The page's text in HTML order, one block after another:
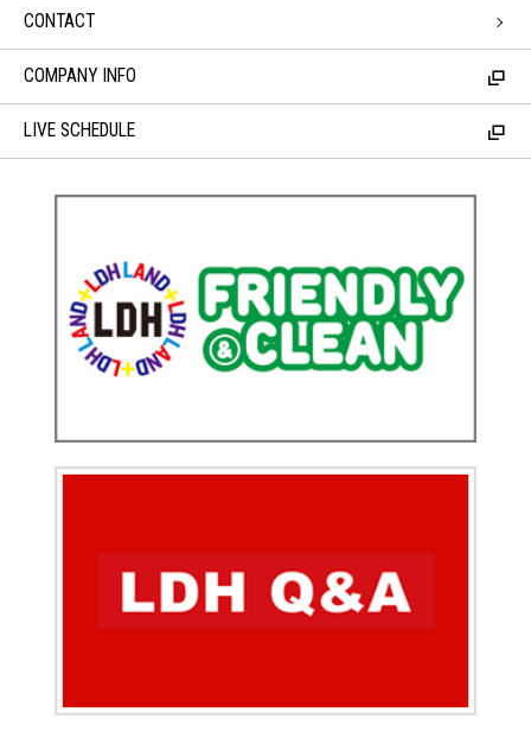
CONTACT
COMPANY INFO
LIVE SCHEDULE